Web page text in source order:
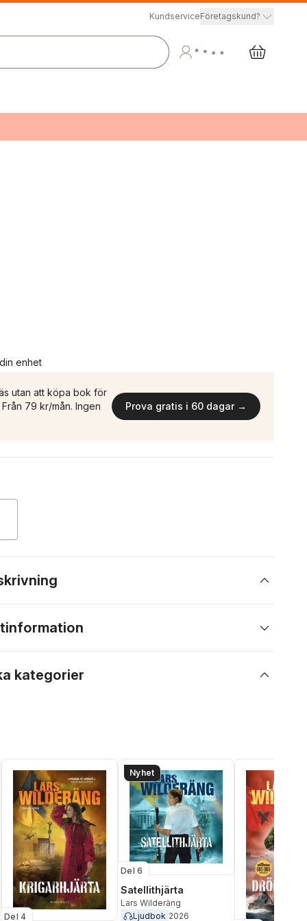
KundserviceFöretagskund?
enhet
utan att köpa bok för
79 kr/mån. Ingen
Prova gratis i 60 dagar →
kategorier
Del 4
Nyhet
Del 6
Satellithjärta
Lars Wilderäng
Ljudbok 2026